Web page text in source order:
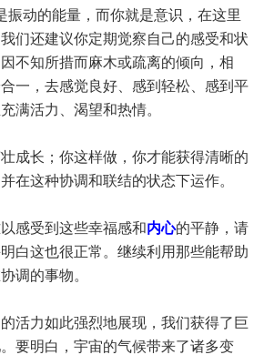
振动的能量，而你就是意识，在这里
们还建议你定期觉察自己的感受和状
不知所措而麻木或疏离的倾向，相
一，去感觉良好、感到轻松、感到平
满活力、渴望和热情。
成长；你这样做，你才能获得清晰的
在这种协调和联结的状态下运作。
感受到这些幸福感和内心的平静，请
白这也很正常。继续利用那些能帮助
调的事物。
活力如此强烈地展现，我们获得了巨
要明白，宇宙的气候带来了诸多变